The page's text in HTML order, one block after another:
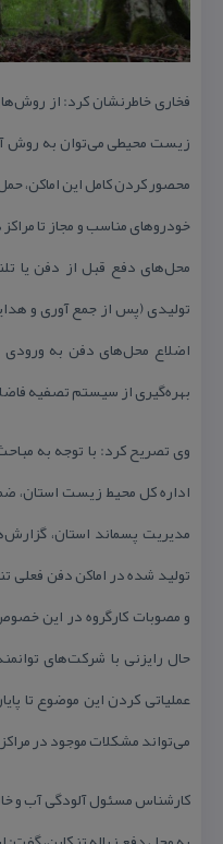
فخاری خاطرنشان كرد: از
زیست محیطی می‌توان به روش
محصور كردن كامل این اماكن،
خودروهای مناسب و مجاز تا
محل‌های دفع قبل از دفن یا
تولیدی (پس از جمع آوری و
اضلاع محل‌های دفن به
بهره‌گیری از سیستم تصفیه
وی تصریح كرد: با توجه به
اداره كل محیط زیست استان،
مدیریت پسماند استان،
تولید شده در اماكن دفن
و مصوبات كارگروه در این
حال رایزنی با شركت‌های
عملیاتی كردن این موضوع تا
می‌تواند مشكلات موجود در
كارشناس مسئول آلودگی آب و